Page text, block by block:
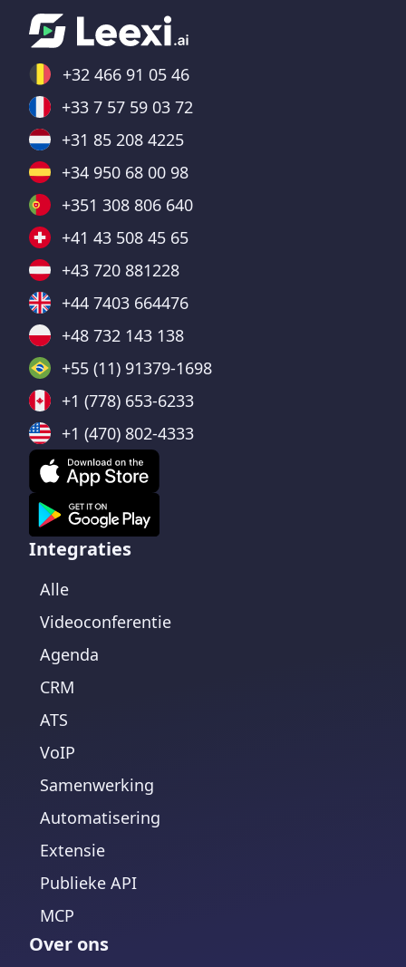
+32 466 91 05 46
+33 7 57 59 03 72
+31 85 208 4225
+34 950 68 00 98
+351 308 806 640
+41 43 508 45 65
+43 720 881228
+44 7403 664476
+48 732 143 138
+55 (11) 91379-1698
+1 (778) 653-6233
+1 (470) 802-4333
Integraties
Alle
Videoconferentie
Agenda
CRM
ATS
VoIP
Samenwerking
Automatisering
Extensie
Publieke API
MCP
Over ons